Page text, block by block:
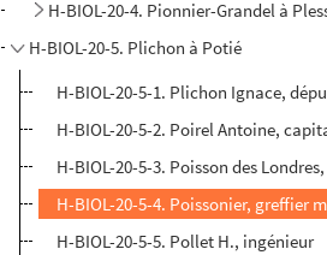
H-BIOL-20-4. Pionnier-Grandel à
H-BIOL-20-5. Plichon à Potié
H-BIOL-20-5-1. Plichon Ignace,
H-BIOL-20-5-2. Poirel Antoine,
H-BIOL-20-5-3. Poisson des
H-BIOL-20-5-4. Poissonier, greffier
H-BIOL-20-5-5. Pollet H., ingénieur